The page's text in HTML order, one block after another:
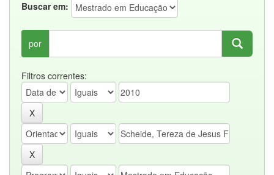
Buscar em:
por
Filtros correntes: